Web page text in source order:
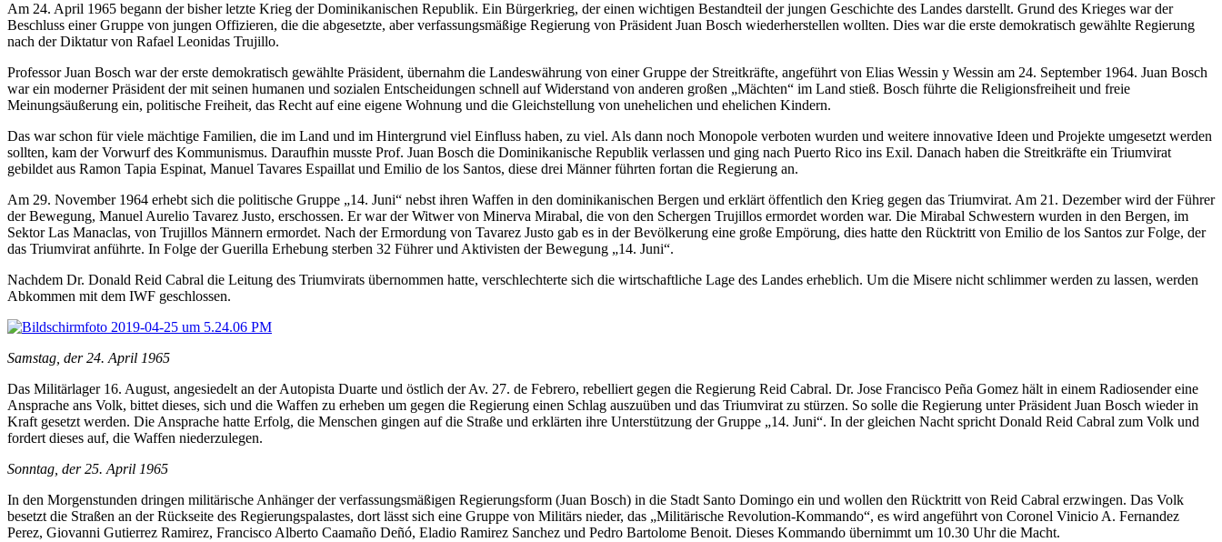
Am 24. April 1965 begann der bisher letzte Krieg der Dominikanischen Republik. Ein Bürgerkrieg, der einen wichtigen Bestandteil der jungen Geschichte des Landes darstellt. Grund des Krieges war der
Beschluss einer Gruppe von jungen Offizieren, die die abgesetzte, aber verfassungsmäßige Regierung von Präsident Juan Bosch wiederherstellen wollten. Dies war die erste demokratisch gewählte Regierung
nach der Diktatur von Rafael Leonidas Trujillo.
Professor Juan Bosch war der erste demokratisch gewählte Präsident, übernahm die Landeswährung von einer Gruppe der Streitkräfte, angeführt von Elias Wessin y Wessin am 24. September 1964. Juan Bosch
war ein moderner Präsident der mit seinen humanen und sozialen Entscheidungen schnell auf Widerstand von anderen großen „Mächten“ im Land stieß. Bosch führte die Religionsfreiheit und freie
Meinungsäußerung ein, politische Freiheit, das Recht auf eine eigene Wohnung und die Gleichstellung von unehelichen und ehelichen Kindern.
Das war schon für viele mächtige Familien, die im Land und im Hintergrund viel Einfluss haben, zu viel. Als dann noch Monopole verboten wurden und weitere innovative Ideen und Projekte umgesetzt werden
sollten, kam der Vorwurf des Kommunismus. Daraufhin musste Prof. Juan Bosch die Dominikanische Republik verlassen und ging nach Puerto Rico ins Exil. Danach haben die Streitkräfte ein Triumvirat
gebildet aus Ramon Tapia Espinat, Manuel Tavares Espaillat und Emilio de los Santos, diese drei Männer führten fortan die Regierung an.
Am 29. November 1964 erhebt sich die politische Gruppe „14. Juni“ nebst ihren Waffen in den dominikanischen Bergen und erklärt öffentlich den Krieg gegen das Triumvirat. Am 21. Dezember wird der Führer
der Bewegung, Manuel Aurelio Tavarez Justo, erschossen. Er war der Witwer von Minerva Mirabal, die von den Schergen Trujillos ermordet worden war. Die Mirabal Schwestern wurden in den Bergen, im
Sektor Las Manaclas, von Trujillos Männern ermordet. Nach der Ermordung von Tavarez Justo gab es in der Bevölkerung eine große Empörung, dies hatte den Rücktritt von Emilio de los Santos zur Folge, der
das Triumvirat anführte. In Folge der Guerilla Erhebung sterben 32 Führer und Aktivisten der Bewegung „14. Juni“.
Nachdem Dr. Donald Reid Cabral die Leitung des Triumvirats übernommen hatte, verschlechterte sich die wirtschaftliche Lage des Landes erheblich. Um die Misere nicht schlimmer werden zu lassen, werden
Abkommen mit dem IWF geschlossen.
Samstag, der 24. April 1965
Das Militärlager 16. August, angesiedelt an der Autopista Duarte und östlich der Av. 27. de Febrero, rebelliert gegen die Regierung Reid Cabral. Dr. Jose Francisco Peña Gomez hält in einem Radiosender eine
Ansprache ans Volk, bittet dieses, sich und die Waffen zu erheben um gegen die Regierung einen Schlag auszuüben und das Triumvirat zu stürzen. So solle die Regierung unter Präsident Juan Bosch wieder in
Kraft gesetzt werden. Die Ansprache hatte Erfolg, die Menschen gingen auf die Straße und erklärten ihre Unterstützung der Gruppe „14. Juni“. In der gleichen Nacht spricht Donald Reid Cabral zum Volk und
fordert dieses auf, die Waffen niederzulegen.
Sonntag, der 25. April 1965
In den Morgenstunden dringen militärische Anhänger der verfassungsmäßigen Regierungsform (Juan Bosch) in die Stadt Santo Domingo ein und wollen den Rücktritt von Reid Cabral erzwingen. Das Volk
besetzt die Straßen an der Rückseite des Regierungspalastes, dort lässt sich eine Gruppe von Militärs nieder, das „Militärische Revolution-Kommando“, es wird angeführt von Coronel Vinicio A. Fernandez
Perez, Giovanni Gutierrez Ramirez, Francisco Alberto Caamaño Deñó, Eladio Ramirez Sanchez und Pedro Bartolome Benoit. Dieses Kommando übernimmt um 10.30 Uhr die Macht.